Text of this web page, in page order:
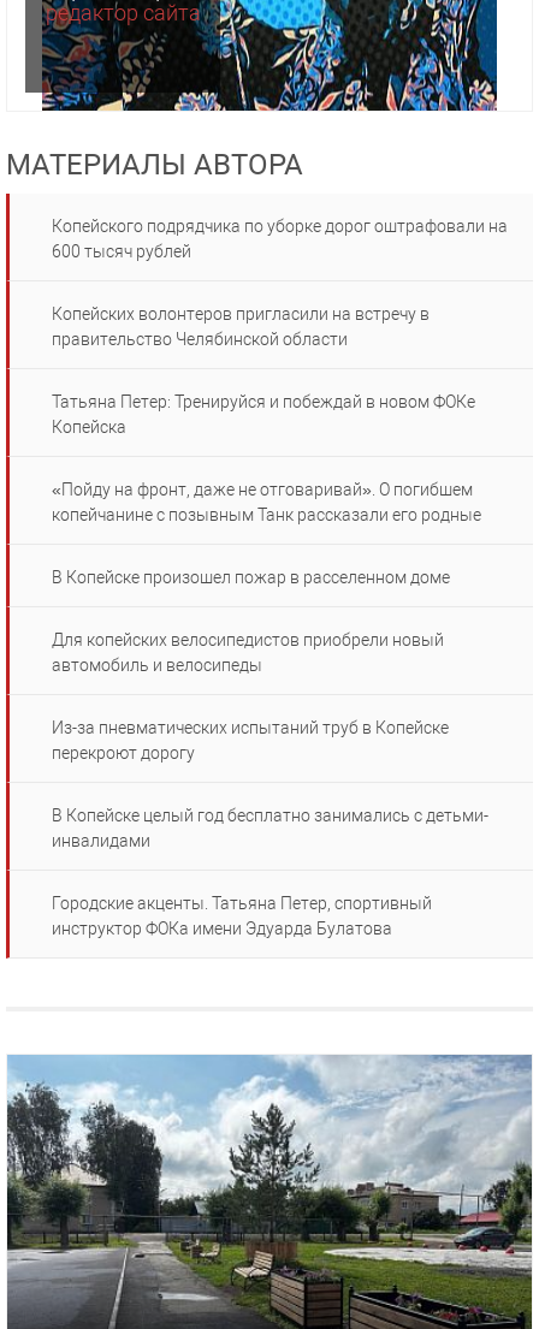
редактор сайта
МАТЕРИАЛЫ АВТОРА
Копейского подрядчика по уборке дорог оштрафовали на
600 тысяч рублей
Копейских волонтеров пригласили на встречу в
правительство Челябинской области
Татьяна Петер: Тренируйся и побеждай в новом ФОКе
Копейска
«Пойду на фронт, даже не отговаривай». О погибшем
копейчанине с позывным Танк рассказали его родные
В Копейске произошел пожар в расселенном доме
Для копейских велосипедистов приобрели новый
автомобиль и велосипеды
Из-за пневматических испытаний труб в Копейске
перекроют дорогу
В Копейске целый год бесплатно занимались с детьми-
инвалидами
Городские акценты. Татьяна Петер, спортивный
инструктор ФОКа имени Эдуарда Булатова